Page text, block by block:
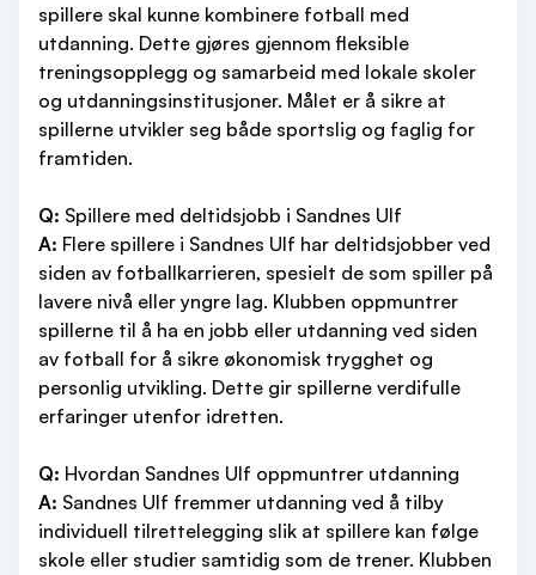
spillere skal kunne kombinere fotball med
utdanning. Dette gjøres gjennom fleksible
treningsopplegg og samarbeid med lokale skoler
og utdanningsinstitusjoner. Målet er å sikre at
spillerne utvikler seg både sportslig og faglig for
framtiden.
Q: Spillere med deltidsjobb i Sandnes Ulf
A: Flere spillere i Sandnes Ulf har deltidsjobber ved
siden av fotballkarrieren, spesielt de som spiller på
lavere nivå eller yngre lag. Klubben oppmuntrer
spillerne til å ha en jobb eller utdanning ved siden
av fotball for å sikre økonomisk trygghet og
personlig utvikling. Dette gir spillerne verdifulle
erfaringer utenfor idretten.
Q: Hvordan Sandnes Ulf oppmuntrer utdanning
A: Sandnes Ulf fremmer utdanning ved å tilby
individuell tilrettelegging slik at spillere kan følge
skole eller studier samtidig som de trener. Klubben